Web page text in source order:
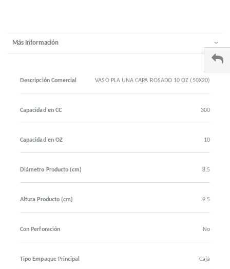
Más Información
Descripción Comercial VASO PLA UNA CAPA ROSADO 10 OZ (50X20)
Capacidad en CC 300
Capacidad en OZ 10
Diámetro Producto (cm) 8.5
Altura Producto (cm) 9.5
Con Perforación No
Tipo Empaque Principal Caja